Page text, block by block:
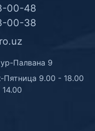
00-48
00-38
Палвана 9
9.00 - 18.00